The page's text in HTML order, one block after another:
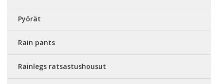
Pyörät
Rain pants
Rainlegs ratsastushousut